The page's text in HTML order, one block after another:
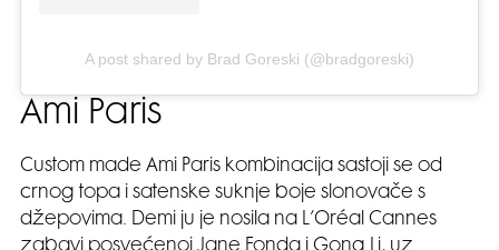
A post shared by Brad Goreski (@bradgoreski)
Ami Paris
Custom made Ami Paris kombinacija sastoji se od
crnog topa i satenske suknje boje slonovače s
džepovima. Demi ju je nosila na L’Oréal Cannes
zabavi posvećenoj Jane Fonda i Gong Li, uz